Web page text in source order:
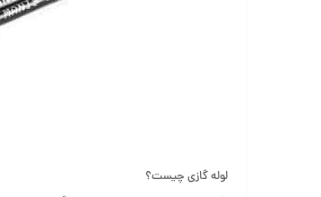
لوله گازی چیست؟